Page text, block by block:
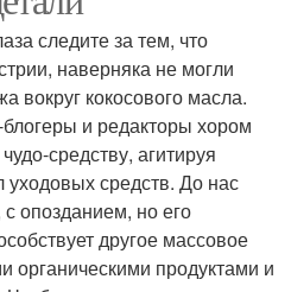
следите за тем, что
наверняка не могли
вокруг кокосового масла.
и редакторы хором
средству, агитируя
средств. До нас
опозданием, но его
другое массовое
органическими продуктами и